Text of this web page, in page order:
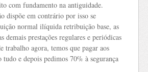
com fundamento na antiguidade.
dispõe em contrário por isso se
normal ilíquida retribuição base, as
demais prestações regulares e periódicas
trabalho agora, temos que pagar aos
tudo e depois pedimos 70% à segurança